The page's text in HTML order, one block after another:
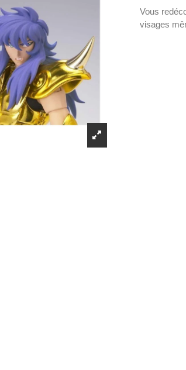
Vous
visages